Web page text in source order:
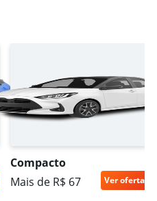
Compacto
Mais de R$ 67
Ver oferta